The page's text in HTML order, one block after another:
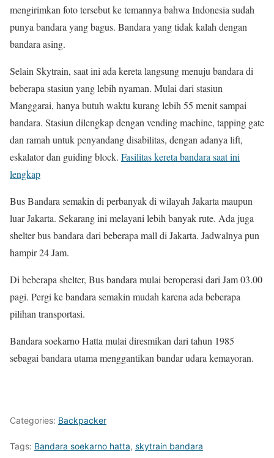
mengirimkan foto tersebut ke temannya bahwa Indonesia sudah
punya bandara yang bagus. Bandara yang tidak kalah dengan
bandara asing.
Selain Skytrain, saat ini ada kereta langsung menuju bandara di
beberapa stasiun yang lebih nyaman. Mulai dari stasiun
Manggarai, hanya butuh waktu kurang lebih 55 menit sampai
bandara. Stasiun dilengkap dengan vending machine, tapping gate
dan ramah untuk penyandang disabilitas, dengan adanya lift,
eskalator dan guiding block. Fasilitas kereta bandara saat ini
lengkap
Bus Bandara semakin di perbanyak di wilayah Jakarta maupun
luar Jakarta. Sekarang ini melayani lebih banyak rute. Ada juga
shelter bus bandara dari beberapa mall di Jakarta. Jadwalnya pun
hampir 24 Jam.
Di beberapa shelter, Bus bandara mulai beroperasi dari Jam 03.00
pagi. Pergi ke bandara semakin mudah karena ada beberapa
pilihan transportasi.
Bandara soekarno Hatta mulai diresmikan dari tahun 1985
sebagai bandara utama menggantikan bandar udara kemayoran.
Categories: Backpacker
Tags: Bandara soekarno hatta, skytrain bandara